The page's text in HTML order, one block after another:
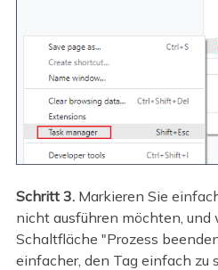
Schritt 3. Markieren Sie
nicht ausführen möchten, und
Schaltfläche "Prozess
einfacher, den Tag einfach zu